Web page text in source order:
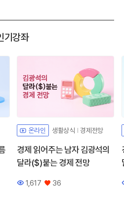
기강좌
온라인 생활상식 경제전망
경제 읽어주는 남자 김광석의
달라($)붙는 경제 전망
조회수
1,617
좋아요
36